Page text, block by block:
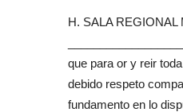
H. SALA REGIONAL
que para or y reir
debido respeto
fundamento en lo